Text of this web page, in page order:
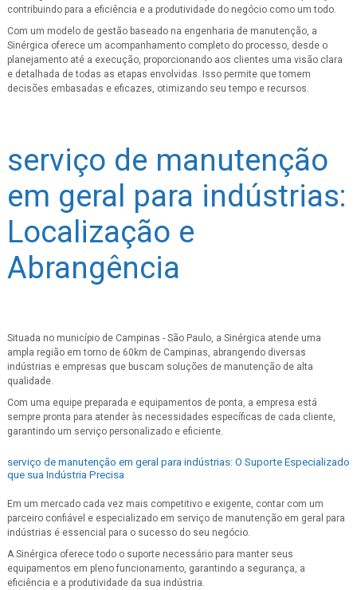
contribuindo para a eficiência e a produtividade do negócio como um todo.
Com um modelo de gestão baseado na engenharia de manutenção, a
Sinérgica oferece um acompanhamento completo do processo, desde o
planejamento até a execução, proporcionando aos clientes uma visão clara
e detalhada de todas as etapas envolvidas. Isso permite que tomem
decisões embasadas e eficazes, otimizando seu tempo e recursos.
serviço de manutenção
em geral para indústrias:
Localização e
Abrangência
Situada no município de Campinas - São Paulo, a Sinérgica atende uma
ampla região em torno de 60km de Campinas, abrangendo diversas
indústrias e empresas que buscam soluções de manutenção de alta
qualidade.
Com uma equipe preparada e equipamentos de ponta, a empresa está
sempre pronta para atender às necessidades específicas de cada cliente,
garantindo um serviço personalizado e eficiente.
serviço de manutenção em geral para indústrias: O Suporte Especializado
que sua Indústria Precisa
Em um mercado cada vez mais competitivo e exigente, contar com um
parceiro confiável e especializado em serviço de manutenção em geral para
indústrias é essencial para o sucesso do seu negócio.
A Sinérgica oferece todo o suporte necessário para manter seus
equipamentos em pleno funcionamento, garantindo a segurança, a
eficiência e a produtividade da sua indústria.